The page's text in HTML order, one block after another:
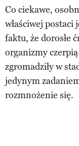
Co ciekawe,
właściwej
faktu, że dorosłe
organizmy
zgromadziły w
jedynym
rozmnożenie się.